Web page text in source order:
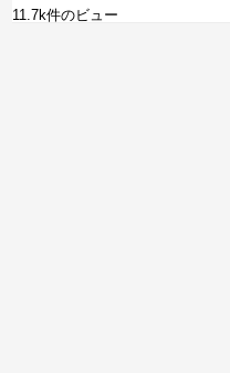
11.7k件のビュー